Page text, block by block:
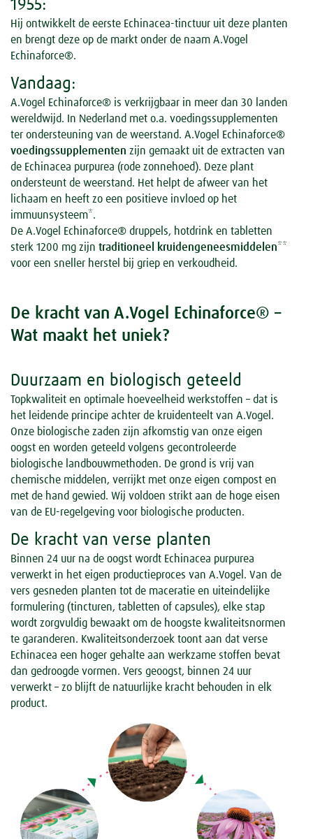
1955:
Hij ontwikkelt de eerste Echinacea-tinctuur uit deze planten
en brengt deze op de markt onder de naam A.Vogel
Echinaforce®.
Vandaag:
A.Vogel Echinaforce® is verkrijgbaar in meer dan 30 landen
wereldwijd. In Nederland met o.a. voedingssupplementen
ter ondersteuning van de weerstand. A.Vogel Echinaforce®
voedingssupplementen zijn gemaakt uit de extracten van
de Echinacea purpurea (rode zonnehoed). Deze plant
ondersteunt de weerstand. Het helpt de afweer van het
lichaam en heeft zo een positieve invloed op het
immuunsysteem*.
De A.Vogel Echinaforce® druppels, hotdrink en tabletten
sterk 1200 mg zijn traditioneel kruidengeneesmiddelen**
voor een sneller herstel bij griep en verkoudheid.
De kracht van A.Vogel Echinaforce® –
Wat maakt het uniek?
Duurzaam en biologisch geteeld
Topkwaliteit en optimale hoeveelheid werkstoffen – dat is
het leidende principe achter de kruidenteelt van A.Vogel.
Onze biologische zaden zijn afkomstig van onze eigen
oogst en worden geteeld volgens gecontroleerde
biologische landbouwmethoden. De grond is vrij van
chemische middelen, verrijkt met onze eigen compost en
met de hand gewied. Wij voldoen strikt aan de hoge eisen
van de EU-regelgeving voor biologische producten.
De kracht van verse planten
Binnen 24 uur na de oogst wordt Echinacea purpurea
verwerkt in het eigen productieproces van A.Vogel. Van de
vers gesneden planten tot de maceratie en uiteindelijke
formulering (tincturen, tabletten of capsules), elke stap
wordt zorgvuldig bewaakt om de hoogste kwaliteitsnormen
te garanderen. Kwaliteitsonderzoek toont aan dat verse
Echinacea een hoger gehalte aan werkzame stoffen bevat
dan gedroogde vormen. Vers geoogst, binnen 24 uur
verwerkt – zo blijft de natuurlijke kracht behouden in elk
product.